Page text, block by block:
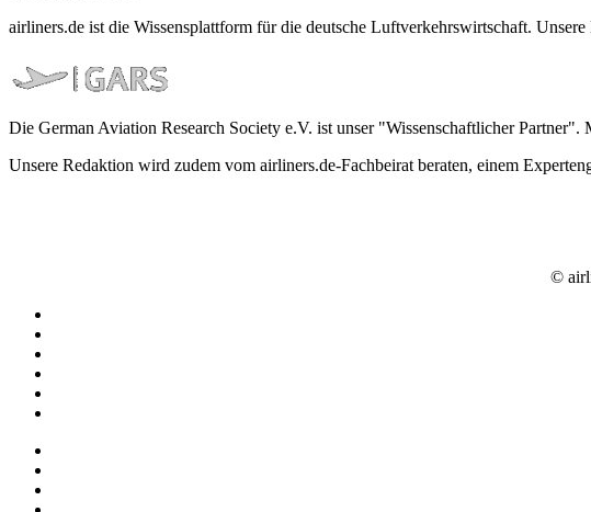
airliners.de ist die Wissensplattform für die deutsche Luftverkehrswirtschaft.
Die German Aviation Research Society e.V. ist unser "Wissenschaftlicher Partner".
Unsere Redaktion wird zudem vom airliners.de-Fachbeirat beraten, einem
©